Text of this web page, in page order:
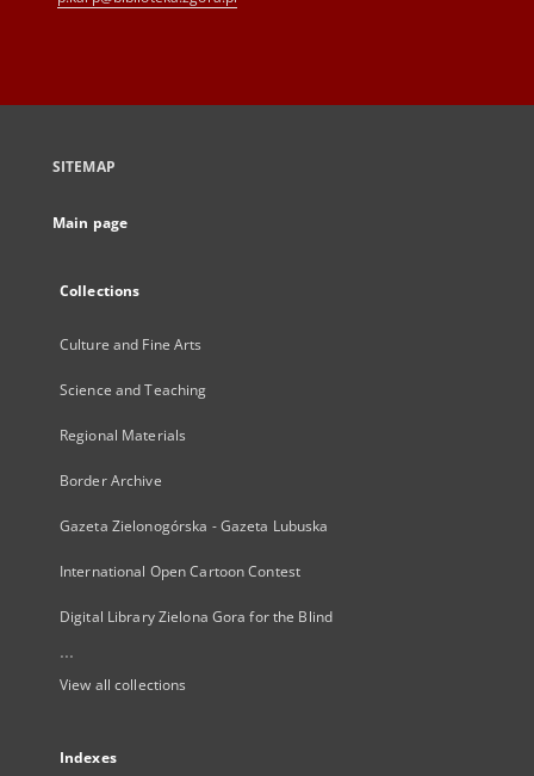
SITEMAP
Main page
Collections
Culture and Fine Arts
Science and Teaching
Regional Materials
Border Archive
Gazeta Zielonogórska - Gazeta Lubuska
International Open Cartoon Contest
Digital Library Zielona Gora for the Blind
...
View all collections
Indexes